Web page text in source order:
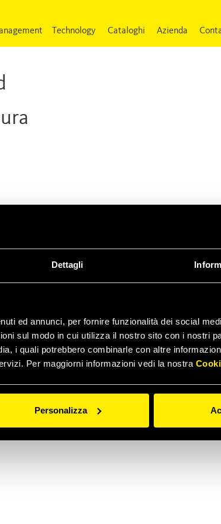
Dettagli
ed annunci, per fornire funzionalità dei social
sul modo in cui utilizza il nostro sito con i nostri
i quali potrebbero combinarle con altre
Per maggiorni informazioni vedi la nostra
Personalizza
Technology Cataloghi Azienda